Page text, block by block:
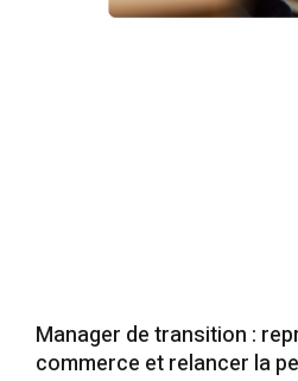
Manager de transition :
commerce et relancer la